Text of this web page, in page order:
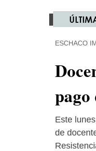
ESCHACO
Este
de